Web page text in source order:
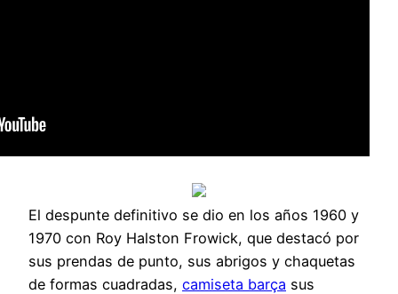
El despunte definitivo se dio en los años 1960 y
1970 con Roy Halston Frowick, que destacó por
sus prendas de punto, sus abrigos y chaquetas
de formas cuadradas, camiseta barça sus